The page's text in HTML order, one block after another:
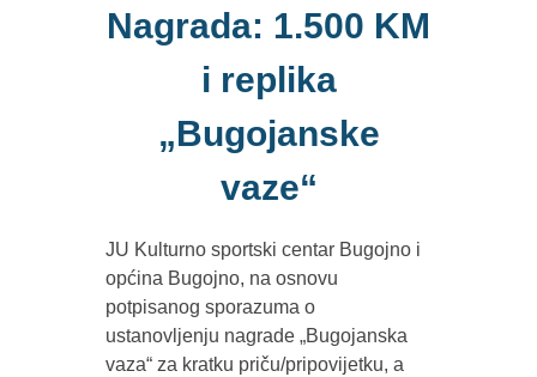
Nagrada: 1.500 KM
i replika
„Bugojanske
vaze“
JU Kulturno sportski centar Bugojno i
općina Bugojno, na osnovu
potpisanog sporazuma o
ustanovljenju nagrade „Bugojanska
vaza“ za kratku priču/pripovijetku, a